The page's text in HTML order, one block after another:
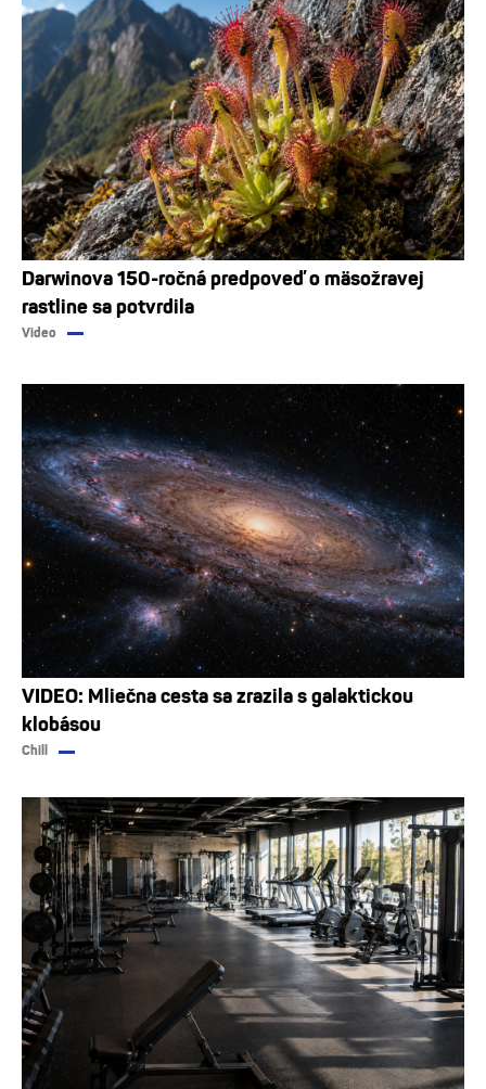
Darwinova 150-ročná predpoveď o mäsožravej
rastline sa potvrdila
Video
VIDEO: Mliečna cesta sa zrazila s galaktickou
klobásou
Chill